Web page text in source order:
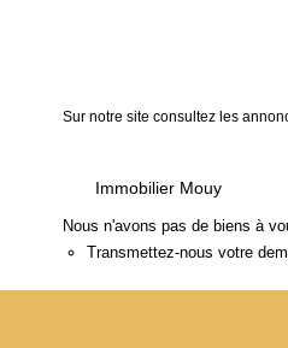
Sur notre site consultez les
Immobilier Mouy
Nous n'avons pas de biens à
Transmettez-nous votre